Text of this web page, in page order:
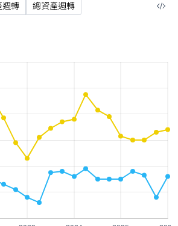
週轉 總資產週轉